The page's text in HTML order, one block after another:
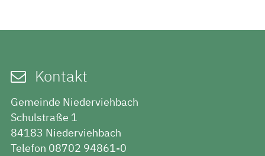
Kontakt
Gemeinde Niederviehbach
Schulstraße 1
84183 Niederviehbach
Telefon 08702 94861-0